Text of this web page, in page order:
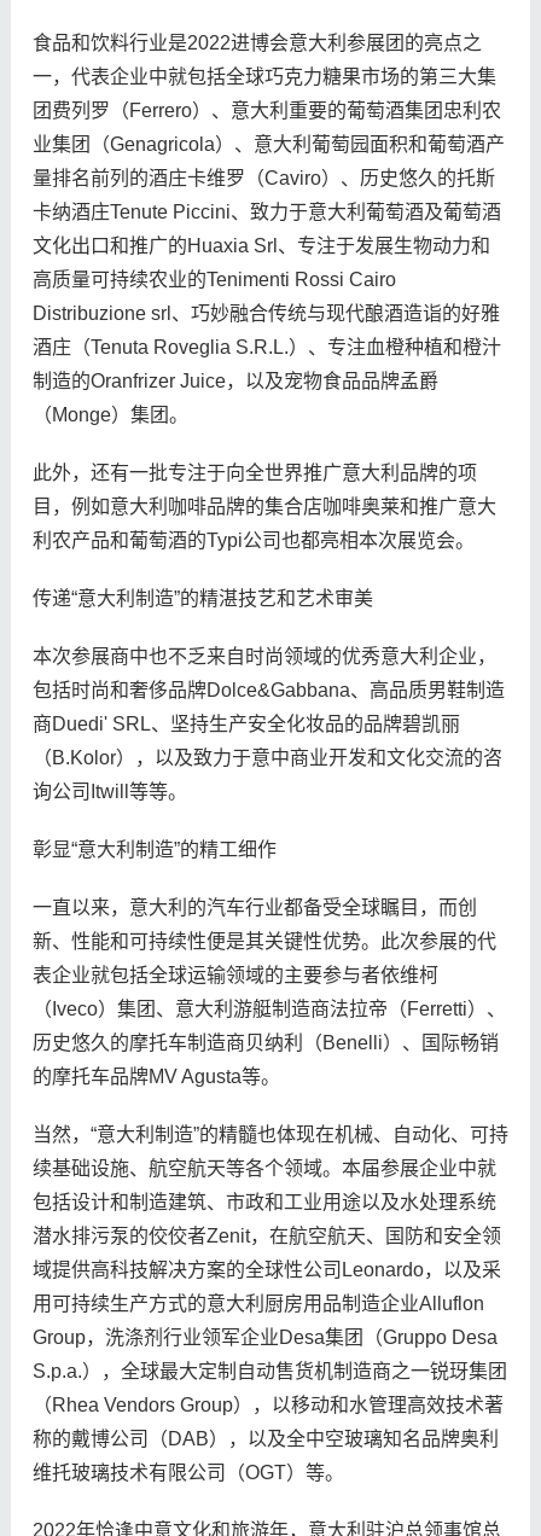
食品和饮料行业是2022进博会意大利参展团的亮点之
一，代表企业中就包括全球巧克力糖果市场的第三大集
团费列罗（Ferrero）、意大利重要的葡萄酒集团忠利农
业集团（Genagricola）、意大利葡萄园面积和葡萄酒产
量排名前列的酒庄卡维罗（Caviro）、历史悠久的托斯
卡纳酒庄Tenute Piccini、致力于意大利葡萄酒及葡萄酒
文化出口和推广的Huaxia Srl、专注于发展生物动力和
高质量可持续农业的Tenimenti Rossi Cairo
Distribuzione srl、巧妙融合传统与现代酿酒造诣的好雅
酒庄（Tenuta Roveglia S.R.L.）、专注血橙种植和橙汁
制造的Oranfrizer Juice，以及宠物食品品牌孟爵
（Monge）集团。
此外，还有一批专注于向全世界推广意大利品牌的项
目，例如意大利咖啡品牌的集合店咖啡奥莱和推广意大
利农产品和葡萄酒的Typi公司也都亮相本次展览会。
传递“意大利制造”的精湛技艺和艺术审美
本次参展商中也不乏来自时尚领域的优秀意大利企业，
包括时尚和奢侈品牌Dolce&Gabbana、高品质男鞋制造
商Duedi' SRL、坚持生产安全化妆品的品牌碧凯丽
（B.Kolor），以及致力于意中商业开发和文化交流的咨
询公司Itwill等等。
彰显“意大利制造”的精工细作
一直以来，意大利的汽车行业都备受全球瞩目，而创
新、性能和可持续性便是其关键性优势。此次参展的代
表企业就包括全球运输领域的主要参与者依维柯
（Iveco）集团、意大利游艇制造商法拉帝（Ferretti）、
历史悠久的摩托车制造商贝纳利（Benelli）、国际畅销
的摩托车品牌MV Agusta等。
当然，“意大利制造”的精髓也体现在机械、自动化、可持
续基础设施、航空航天等各个领域。本届参展企业中就
包括设计和制造建筑、市政和工业用途以及水处理系统
潜水排污泵的佼佼者Zenit，在航空航天、国防和安全领
域提供高科技解决方案的全球性公司Leonardo，以及采
用可持续生产方式的意大利厨房用品制造企业Alluflon
Group，洗涤剂行业领军企业Desa集团（Gruppo Desa
S.p.a.），全球最大定制自动售货机制造商之一锐玡集团
（Rhea Vendors Group），以移动和水管理高效技术著
称的戴博公司（DAB），以及全中空玻璃知名品牌奥利
维托玻璃技术有限公司（OGT）等。
2022年恰逢中意文化和旅游年，意大利驻沪总领事馆总